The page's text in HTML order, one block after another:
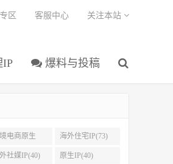
爆料与投稿
区 客服中心 关注本站
电商原生 海外住宅IP(73)
社媒IP(40) 原生IP(40)